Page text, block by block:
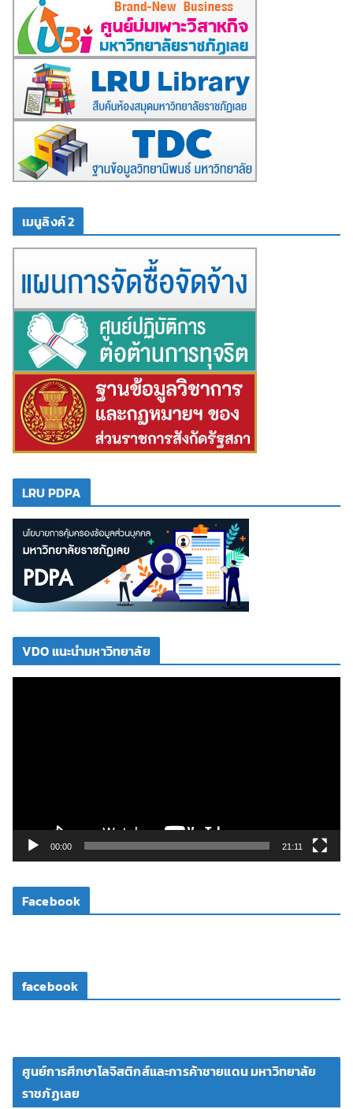
เมนูลิงค์ 2
LRU PDPA
VDO แนะนำมหาวิทยาลัย
ดี
โ
00:00 21:11
Facebook
facebook
ศูนย์การศึกษาโลจิสติกส์และการค้าชายแดน มหาวิทยาลัย
ราชภัฏเลย